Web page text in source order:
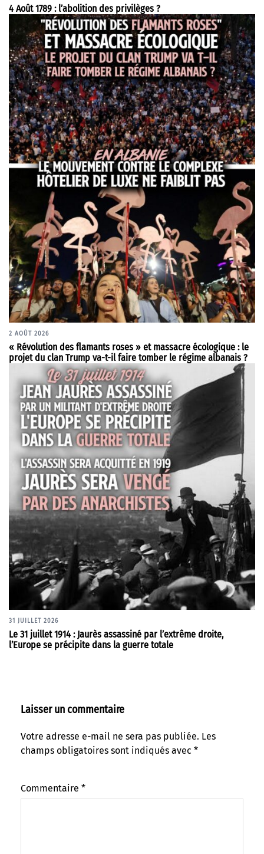
4 Août 1789 : l’abolition des privilèges ?
2 AOÛT 2026
« Révolution des flamants roses » et massacre écologique : le
projet du clan Trump va-t-il faire tomber le régime albanais ?
31 JUILLET 2026
Le 31 juillet 1914 : Jaurès assassiné par l’extrême droite,
l’Europe se précipite dans la guerre totale
Laisser un commentaire
Votre adresse e-mail ne sera pas publiée. Les
champs obligatoires sont indiqués avec *
Commentaire *